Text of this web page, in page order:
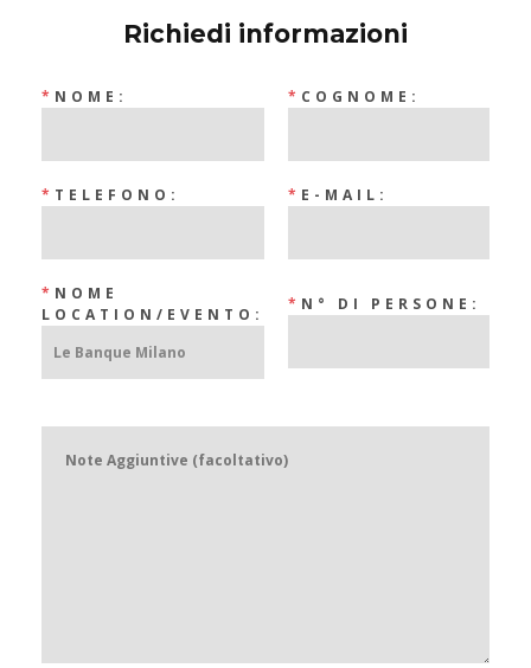
Richiedi informazioni
* NOME: * COGNOME:
* TELEFONO: * E-MAIL:
* NOME
LOCATION/EVENTO:
* N° DI PERSONE: